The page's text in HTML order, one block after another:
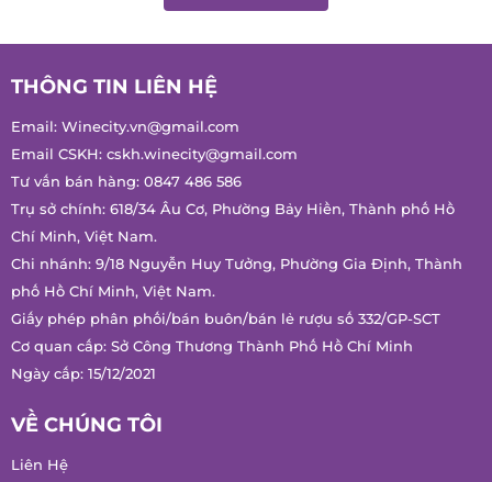
THÔNG TIN LIÊN HỆ
Email: Winecity.vn@gmail.com
Email CSKH: cskh.winecity@gmail.com
Tư vấn bán hàng: 0847 486 586
Trụ sở chính: 618/34 Âu Cơ, Phường Bảy Hiền, Thành phố Hồ
Chí Minh, Việt Nam.
Chi nhánh: 9/18 Nguyễn Huy Tưởng, Phường Gia Định, Thành
phố Hồ Chí Minh, Việt Nam.
Giấy phép phân phối/bán buôn/bán lẻ rượu số 332/GP-SCT
Cơ quan cấp: Sở Công Thương Thành Phố Hồ Chí Minh
Ngày cấp: 15/12/2021
VỀ CHÚNG TÔI
Liên Hệ